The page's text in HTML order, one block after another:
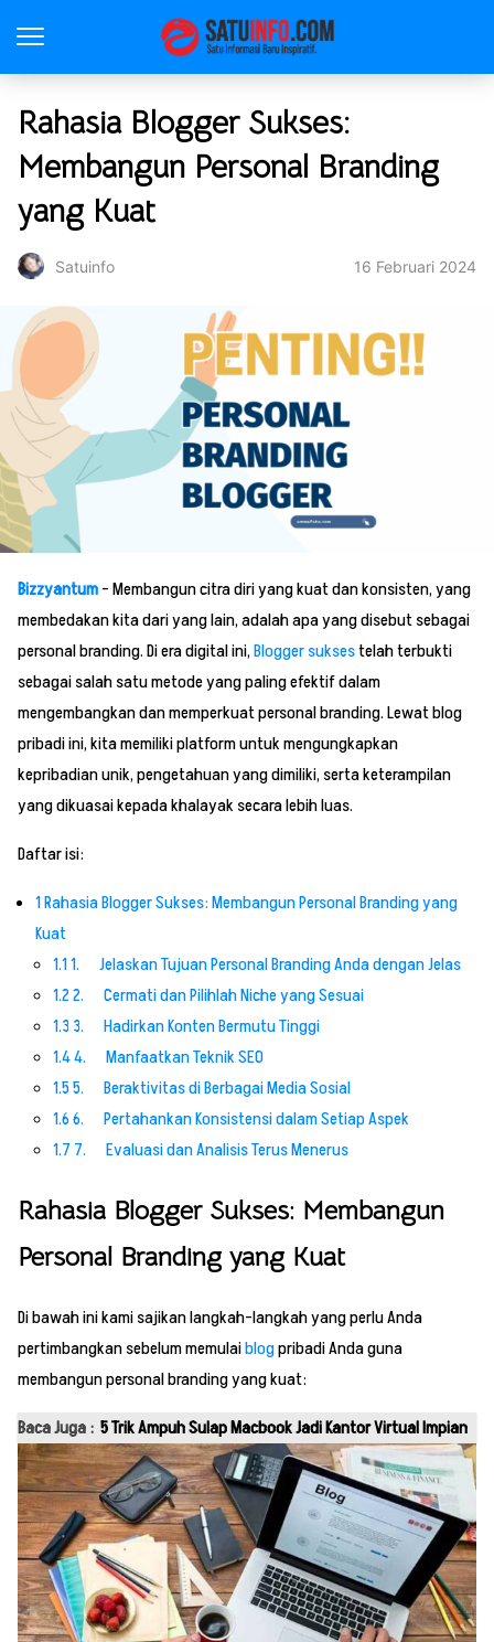
Rahasia Blogger Sukses:
Membangun Personal Branding
yang Kuat
Satuinfo 16 Februari 2024
Bizzyantum– Membangun citra diri yang kuat dan konsisten, yang
membedakan kita dari yang lain, adalah apa yang disebut sebagai
personal branding. Di era digital ini,Blogger suksestelah terbukti
sebagai salah satu metode yang paling efektif dalam
mengembangkan dan memperkuat personal branding. Lewat blog
pribadi ini, kita memiliki platform untuk mengungkapkan
kepribadian unik, pengetahuan yang dimiliki, serta keterampilan
yang dikuasai kepada khalayak secara lebih luas.
Daftar isi:
1Rahasia Blogger Sukses: Membangun Personal Branding yang
Kuat
1.11. Jelaskan Tujuan Personal Branding Anda dengan Jelas
1.22. Cermati dan Pilihlah Niche yang Sesuai
1.33. Hadirkan Konten Bermutu Tinggi
1.44. Manfaatkan Teknik SEO
1.55. Beraktivitas di Berbagai Media Sosial
1.66. Pertahankan Konsistensi dalam Setiap Aspek
1.7 7. Evaluasi dan Analisis Terus Menerus
Rahasia Blogger Sukses: Membangun
Personal Branding yang Kuat
Di bawah ini kami sajikan langkah-langkah yang perlu Anda
pertimbangkan sebelum memulaiblogpribadi Anda guna
membangun personal branding yang kuat:
Baca Juga : 5 Trik Ampuh Sulap Macbook Jadi Kantor Virtual Impian